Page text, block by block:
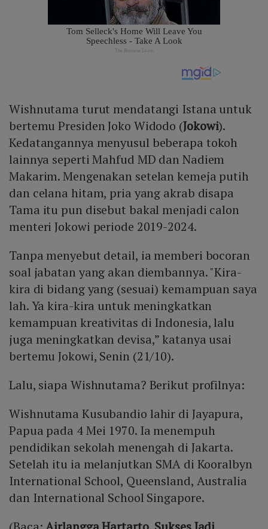
Wishnutama turut mendatangi Istana untuk
bertemu Presiden Joko Widodo (Jokowi).
Kedatangannya menyusul beberapa tokoh
lainnya seperti Mahfud MD dan Nadiem
Makarim. Mengenakan setelan kemeja putih
dan celana hitam, pria yang akrab disapa
Tama itu pun disebut bakal menjadi calon
menteri Jokowi periode 2019-2024.
Tanpa menyebut detail, ia memberi bocoran
soal jabatan yang akan diembannya. "Kira-
kira di bidang yang (sesuai) kemampuan saya
lah. Ya kira-kira untuk meningkatkan
kemampuan kreativitas di Indonesia, lalu
juga meningkatkan devisa,” katanya usai
bertemu Jokowi, Senin (21/10).
Lalu, siapa Wishnutama? Berikut profilnya:
Wishnutama Kusubandio lahir di Jayapura,
Papua pada 4 Mei 1970. Ia menempuh
pendidikan sekolah menengah di Jakarta.
Setelah itu ia melanjutkan SMA di Kooralbyn
International School, Queensland, Australia
dan International School Singapore.